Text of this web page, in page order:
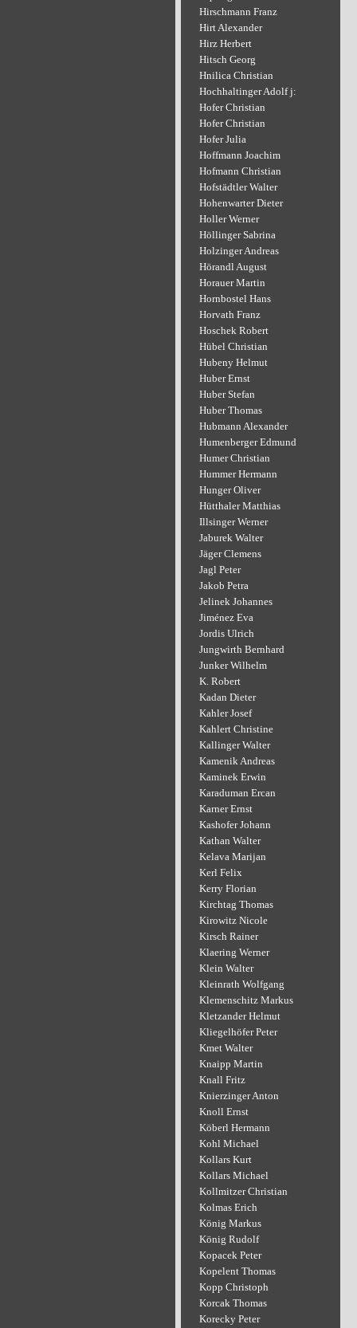
Hirschmann Franz
Hirt Alexander
Hirz Herbert
Hitsch Georg
Hnilica Christian
Hochhaltinger Adolf j:
Hofer Christian
Hofer Christian
Hofer Julia
Hoffmann Joachim
Hofmann Christian
Hofstädtler Walter
Hohenwarter Dieter
Holler Werner
Höllinger Sabrina
Holzinger Andreas
Hörandl August
Horauer Martin
Hornbostel Hans
Horvath Franz
Hoschek Robert
Hübel Christian
Hubeny Helmut
Huber Ernst
Huber Stefan
Huber Thomas
Hubmann Alexander
Humenberger Edmund
Humer Christian
Hummer Hermann
Hunger Oliver
Hütthaler Matthias
Illsinger Werner
Jaburek Walter
Jäger Clemens
Jagl Peter
Jakob Petra
Jelinek Johannes
Jiménez Eva
Jordis Ulrich
Jungwirth Bernhard
Junker Wilhelm
K. Robert
Kadan Dieter
Kahler Josef
Kahlert Christine
Kallinger Walter
Kamenik Andreas
Kaminek Erwin
Karaduman Ercan
Karner Ernst
Kashofer Johann
Kathan Walter
Kelava Marijan
Kerl Felix
Kerry Florian
Kirchtag Thomas
Kirowitz Nicole
Kirsch Rainer
Klaering Werner
Klein Walter
Kleinrath Wolfgang
Klemenschitz Markus
Kletzander Helmut
Kliegelhöfer Peter
Kmet Walter
Knaipp Martin
Knall Fritz
Knierzinger Anton
Knoll Ernst
Köberl Hermann
Kohl Michael
Kollars Kurt
Kollars Michael
Kollmitzer Christian
Kolmas Erich
König Markus
König Rudolf
Kopacek Peter
Kopelent Thomas
Kopp Christoph
Korcak Thomas
Korecky Peter